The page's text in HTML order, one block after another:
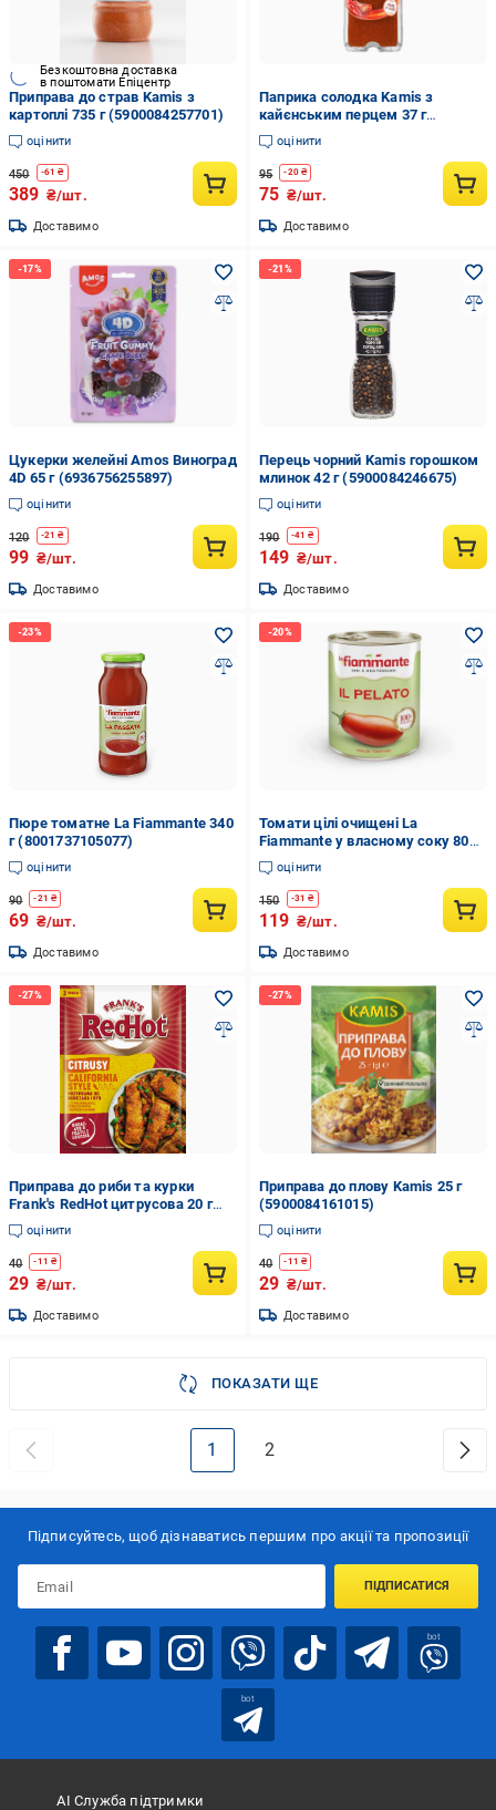
Безкоштовна доставка
в поштомати Епіцентр
Приправа до страв Kamis з
картоплі 735 г (5900084257701)
оцінити
450 -61 ₴
389 ₴/шт.
Доставимо
Паприка солодка Kamis з
кайєнським перцем 37 г
(5900084265478)
оцінити
95 -20₴
75 ₴/шт.
Доставимо
Цукерки желейні Amos Виноград
4D 65 г (6936756255897)
оцінити
120 -21 ₴
99 ₴/шт.
Доставимо
Перець чорний Kamis горошком
млинок 42 г (5900084246675)
оцінити
190 -41 ₴
149 ₴/шт.
Доставимо
Пюре томатне La Fiammante 340
г (8001737105077)
оцінити
90 -21 ₴
69 ₴/шт.
Доставимо
Томати цілі очищені La
Fiammante у власному соку 800 г
(8001737101062)
оцінити
150 -31 ₴
119 ₴/шт.
Доставимо
Приправа до риби та курки
Frank's RedHot цитрусова 20 г
(5900084279307)
оцінити
40 -11 ₴
29 ₴/шт.
Доставимо
Приправа до плову Kamis 25 г
(5900084161015)
оцінити
40 -11 ₴
29 ₴/шт.
Доставимо
ПОКАЗАТИ ЩЕ
1 2
Підписуйтесь, щоб дізнаватись першим про акції та пропозиції
ПІДПИСАТИСЯ
bot
bot
АІ Служба підтримки